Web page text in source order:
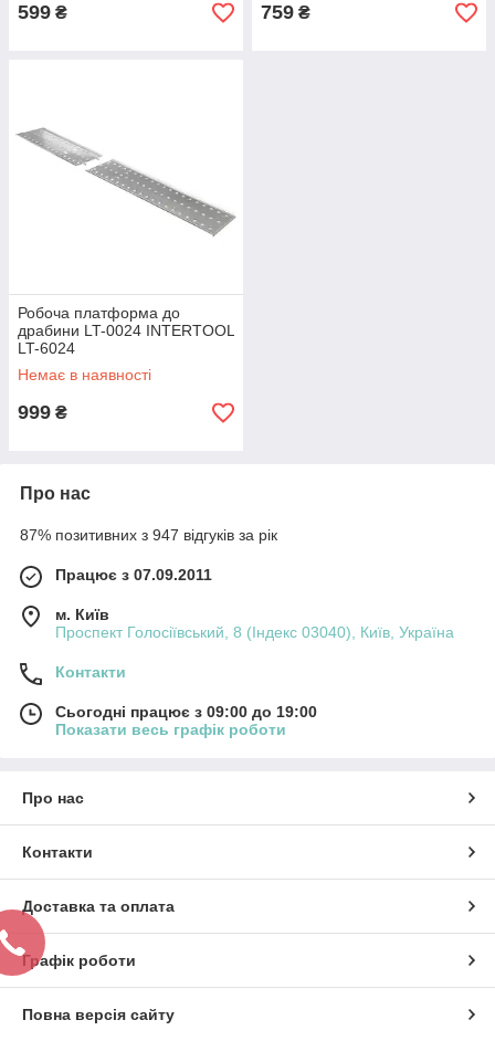
599 ₴ 759 ₴
Робоча платформа до
драбини LT-0024 INTERTOOL
LT-6024
Немає в наявності
999 ₴
Про нас
87% позитивних з 947 відгуків за рік
Працює з 07.09.2011
м. Київ
Проспект Голосіївський, 8 (Індекс 03040), Київ, Україна
Контакти
Сьогодні працює з 09:00 до 19:00
Показати весь графік роботи
Про нас
Контакти
Доставка та оплата
Графік роботи
Повна версія сайту